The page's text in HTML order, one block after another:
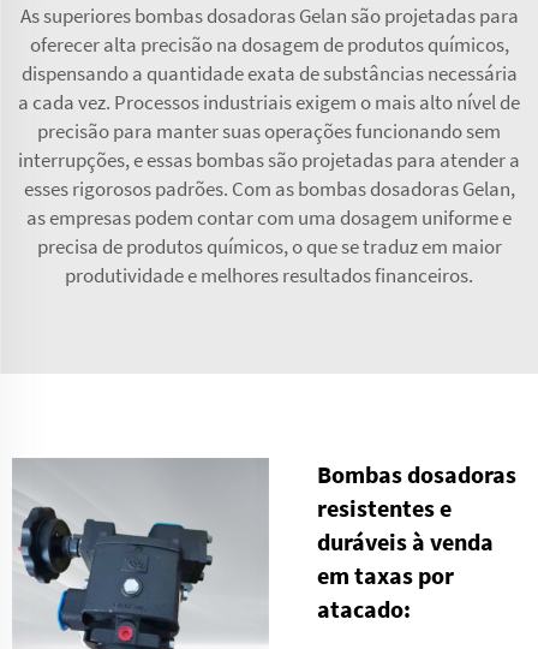
As superiores bombas dosadoras Gelan são projetadas para
oferecer alta precisão na dosagem de produtos químicos,
dispensando a quantidade exata de substâncias necessária
a cada vez. Processos industriais exigem o mais alto nível de
precisão para manter suas operações funcionando sem
interrupções, e essas bombas são projetadas para atender a
esses rigorosos padrões. Com as bombas dosadoras Gelan,
as empresas podem contar com uma dosagem uniforme e
precisa de produtos químicos, o que se traduz em maior
produtividade e melhores resultados financeiros.
Bombas dosadoras
resistentes e
duráveis à venda
em taxas por
atacado: